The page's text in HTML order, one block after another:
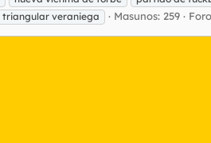
triangular veraniega Masunos: 259